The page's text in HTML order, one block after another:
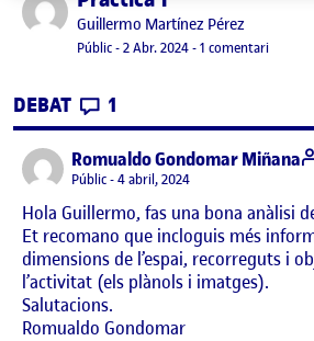
Publicat per
Guillermo Martínez Pérez
Visibilitat:
Públic-Data de publicació
2 Abr. 20242 abril, 2024 11:04 pm
-1 comentaria
DEBAT CONTRIBUTIONS
1
Romualdo Gondomar Miñana
Visibilitat:
Públic 4 abril, 2024
Hola Guillermo, fas una bona anàlisi
Et recomano que incloguis més
dimensions de l’espai, recorreguts i
l’activitat (els plànols i imatges).
Salutacions.
Romualdo Gondomar